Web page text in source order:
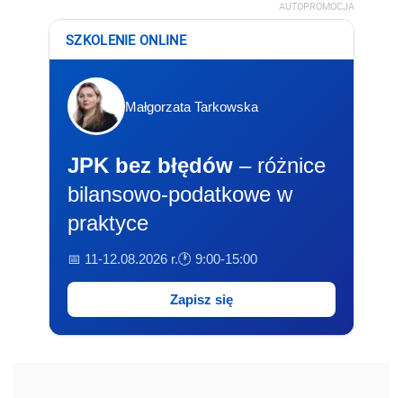
AUTOPROMOCJA
SZKOLENIE ONLINE
Małgorzata Tarkowska
JPK bez błędów – różnice
bilansowo-podatkowe w
praktyce
📅 11-12.08.2026 r.🕐 9:00-15:00
Zapisz się